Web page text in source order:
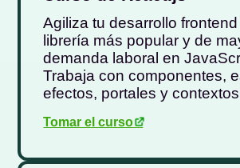
Agiliza tu desarrollo
librería más popular y de
demanda laboral en
Trabaja con componentes,
efectos, portales y
Tomar el curso.